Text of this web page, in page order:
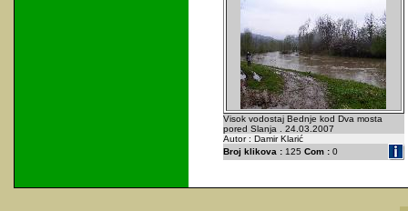
Visok vodostaj Bednje kod Dva mosta
pored Slanja . 24.03.2007
Autor : Damir Klarić
Broj klikova :125 Com :0